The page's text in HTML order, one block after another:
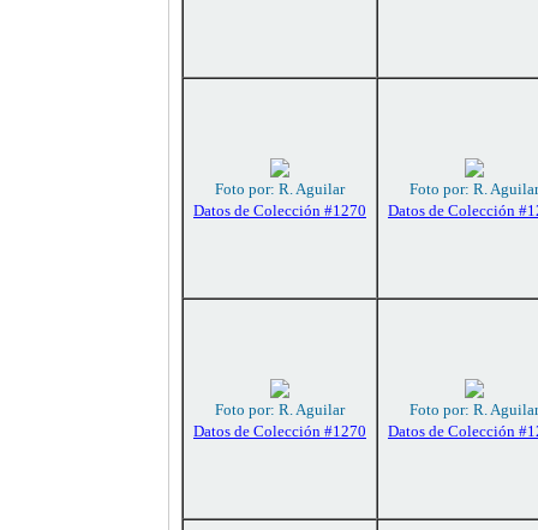
Foto por: R. Aguilar
Datos de Colección #1270
Foto por: R. Aguilar
Datos de Colección
Foto por: R. Aguilar
Datos de Colección #1270
Foto por: R. Aguilar
Datos de Colección